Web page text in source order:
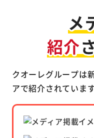
メ
紹介
クオーレグループは
アで紹介されていま